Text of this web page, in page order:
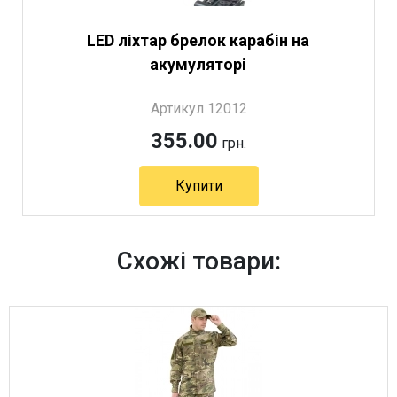
LED ліхтар брелок карабін на
акумуляторі
Артикул 12012
355.00 грн.
Купити
Схожі товари: